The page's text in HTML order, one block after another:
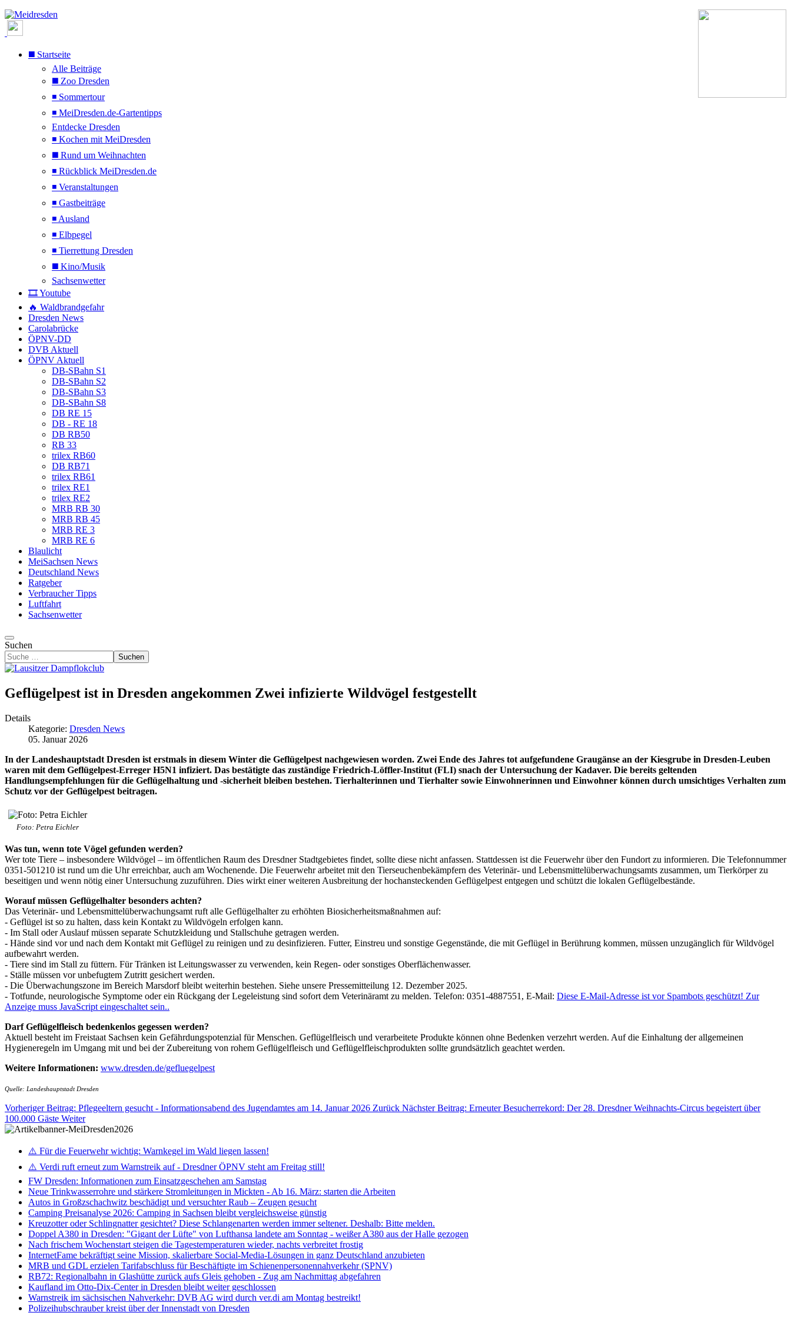
◼️ Startseite
Alle Beiträge
◼️ Zoo Dresden
◾ Sommertour
◾ MeiDresden.de-Gartentipps
Entdecke Dresden
◾ Kochen mit MeiDresden
◼️ Rund um Weihnachten
◾ Rückblick MeiDresden.de
◾ Veranstaltungen
◾ Gastbeiträge
◾ Ausland
◾ Elbpegel
◾ Tierrettung Dresden
◼️ Kino/Musik
Sachsenwetter
🎞️ Youtube
🔥 Waldbrandgefahr
Dresden News
Carolabrücke
ÖPNV-DD
DVB Aktuell
ÖPNV Aktuell
DB-SBahn S1
DB-SBahn S2
DB-SBahn S3
DB-SBahn S8
DB RE 15
DB - RE 18
DB RB50
RB 33
trilex RB60
DB RB71
trilex RB61
trilex RE1
trilex RE2
MRB RB 30
MRB RB 45
MRB RE 3
MRB RE 6
Blaulicht
MeiSachsen News
Deutschland News
Ratgeber
Verbraucher Tipps
Luftfahrt
Sachsenwetter
Suchen
Suchen
Geflügelpest ist in Dresden angekommen Zwei infizierte Wildvögel festgestellt
Details
Kategorie: Dresden News
05. Januar 2026
In der Landeshauptstadt Dresden ist erstmals in diesem Winter die Geflügelpest nachgewiesen worden. Zwei Ende des Jahres tot aufgefundene Graugänse an der Kiesgrube in Dresden-Leuben
waren mit dem Geflügelpest-Erreger H5N1 infiziert. Das bestätigte das zuständige Friedrich-Löffler-Institut (FLI) snach der Untersuchung der Kadaver. Die bereits geltenden
Handlungsempfehlungen für die Geflügelhaltung und -sicherheit bleiben bestehen. Tierhalterinnen und Tierhalter sowie Einwohnerinnen und Einwohner können durch umsichtiges Verhalten zum
Schutz vor der Geflügelpest beitragen.
Foto: Petra Eichler
Was tun, wenn tote Vögel gefunden werden?
Wer tote Tiere – insbesondere Wildvögel – im öffentlichen Raum des Dresdner Stadtgebietes findet, sollte diese nicht anfassen. Stattdessen ist die Feuerwehr über den Fundort zu informieren. Die Telefonnummer
0351-501210 ist rund um die Uhr erreichbar, auch am Wochenende. Die Feuerwehr arbeitet mit den Tierseuchenbekämpfern des Veterinär- und Lebensmittelüberwachungsamts zusammen, um Tierkörper zu
beseitigen und wenn nötig einer Untersuchung zuzuführen. Dies wirkt einer weiteren Ausbreitung der hochansteckenden Geflügelpest entgegen und schützt die lokalen Geflügelbestände.
Worauf müssen Geflügelhalter besonders achten?
Das Veterinär- und Lebensmittelüberwachungsamt ruft alle Geflügelhalter zu erhöhten Biosicherheitsmaßnahmen auf:
- Geflügel ist so zu halten, dass kein Kontakt zu Wildvögeln erfolgen kann.
- Im Stall oder Auslauf müssen separate Schutzkleidung und Stallschuhe getragen werden.
- Hände sind vor und nach dem Kontakt mit Geflügel zu reinigen und zu desinfizieren. Futter, Einstreu und sonstige Gegenstände, die mit Geflügel in Berührung kommen, müssen unzugänglich für Wildvögel
aufbewahrt werden.
- Tiere sind im Stall zu füttern. Für Tränken ist Leitungswasser zu verwenden, kein Regen- oder sonstiges Oberflächenwasser.
- Ställe müssen vor unbefugtem Zutritt gesichert werden.
- Die Überwachungszone im Bereich Marsdorf bleibt weiterhin bestehen. Siehe unsere Pressemitteilung 12. Dezember 2025.
- Totfunde, neurologische Symptome oder ein Rückgang der Legeleistung sind sofort dem Veterinäramt zu melden. Telefon: 0351-4887551, E-Mail: Diese E-Mail-Adresse ist vor Spambots geschützt! Zur
Anzeige muss JavaScript eingeschaltet sein..
Darf Geflügelfleisch bedenkenlos gegessen werden?
Aktuell besteht im Freistaat Sachsen kein Gefährdungspotenzial für Menschen. Geflügelfleisch und verarbeitete Produkte können ohne Bedenken verzehrt werden. Auf die Einhaltung der allgemeinen
Hygieneregeln im Umgang mit und bei der Zubereitung von rohem Geflügelfleisch und Geflügelfleischprodukten sollte grundsätzlich geachtet werden.
Weitere Informationen: www.dresden.de/gefluegelpest
Quelle: Landeshauptstadt Dresden
Vorheriger Beitrag: Pflegeeltern gesucht - Informationsabend des Jugendamtes am 14. Januar 2026 Zurück Nächster Beitrag: Erneuter Besucherrekord: Der 28. Dresdner Weihnachts-Circus begeistert über
100.000 Gäste Weiter
⚠️ Für die Feuerwehr wichtig: Warnkegel im Wald liegen lassen!
⚠️ Verdi ruft erneut zum Warnstreik auf - Dresdner ÖPNV steht am Freitag still!
FW Dresden: Informationen zum Einsatzgeschehen am Samstag
Neue Trinkwasserrohre und stärkere Stromleitungen in Mickten - Ab 16. März: starten die Arbeiten
Autos in Großzschachwitz beschädigt und versuchter Raub – Zeugen gesucht
Camping Preisanalyse 2026: Camping in Sachsen bleibt vergleichsweise günstig
Kreuzotter oder Schlingnatter gesichtet? Diese Schlangenarten werden immer seltener. Deshalb: Bitte melden.
Doppel A380 in Dresden: "Gigant der Lüfte" von Lufthansa landete am Sonntag - weißer A380 aus der Halle gezogen
Nach frischem Wochenstart steigen die Tagestemperaturen wieder, nachts verbreitet frostig
InternetFame bekräftigt seine Mission, skalierbare Social-Media-Lösungen in ganz Deutschland anzubieten
MRB und GDL erzielen Tarifabschluss für Beschäftigte im Schienenpersonennahverkehr (SPNV)
RB72: Regionalbahn in Glashütte zurück aufs Gleis gehoben - Zug am Nachmittag abgefahren
Kaufland im Otto-Dix-Center in Dresden bleibt weiter geschlossen
Warnstreik im sächsischen Nahverkehr: DVB AG wird durch ver.di am Montag bestreikt!
Polizeihubschrauber kreist über der Innenstadt von Dresden